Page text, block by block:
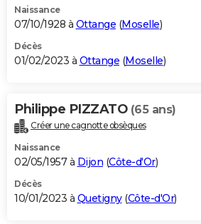
Naissance
07/10/1928 à Ottange (Moselle)
Décès
01/02/2023 à Ottange (Moselle)
Philippe PIZZATO (65 ans)
Créer une cagnotte obsèques
Naissance
02/05/1957 à Dijon (Côte-d'Or)
Décès
10/01/2023 à Quetigny(Côte-d'Or)